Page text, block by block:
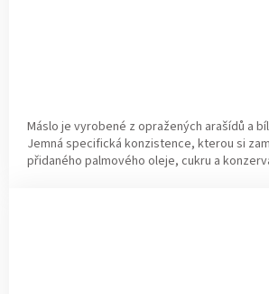
Máslo je vyrobené z opražených arašídů a
Jemná specifická konzistence, kterou si
přidaného palmového oleje, cukru a